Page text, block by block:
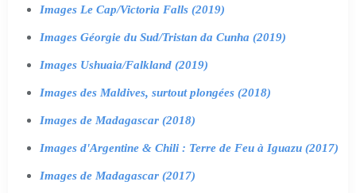
Images Le Cap/Victoria Falls (2019)
Images Géorgie du Sud/Tristan da Cunha (2019)
Images Ushuaia/Falkland (2019)
Images des Maldives, surtout plongées (2018)
Images de Madagascar (2018)
Images d'Argentine & Chili : Terre de Feu à Iguazu (2017)
Images de Madagascar (2017)